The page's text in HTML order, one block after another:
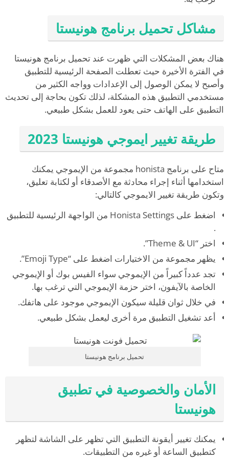
مشاكل تحميل برنامج هونيستا
هناك بعض المشكلات التي ظهرت عند تحميل برنامج هونيستا
في الفترة الأخيرة حيث تعطلت الصفحة الرئيسية للتطبيق
وأصبح لا يمكن الوصول إلى الإعدادات وواجه الكثير من
مستخدمي التطبيق هذه المشكلة، لذلك تكون بحاجة إلى تحديث
التطبيق على الهاتف حتى يعود للعمل بشكل طبيعي.
طريقة تغيير ايموجي هونيستا 2023
متاح على برنامج honista مجموعة من الإيموجي يمكنك
استخدامها أثناء إجراء محادثة مع الأصدقاء أو لكتابة تعليق،
وتكون طريقة تغيير الايموجي كالتالي:
اضغط على Honista Settings من الواجهة الرئيسية للتطبيق
.
اختر “Theme & UI”.
يظهر مجموعة من الاختيارات اضغط على “Emoji Type”.
تجد عدداً كبيراً من الإيموجي سواء الفيس بوك أو الإيموجي
الخاصة بالآيفون، اختر حزمة الإيموجي التي ترغب بها.
في خلال ثوان قليلة سيكون الإيموجي موجود على هاتفك.
أعد تشغيل التطبيق مرة أخرى ليعمل بشكل طبيعي.
تحميل برنامج هونيستا
الأمان والخصوصية في تطبيق
هونيستا
يمكنك تغيير أيقونة التطبيق التي تظهر على الشاشة لتظهر
كتطبيق الساعة أو غيره من التطبيقات.